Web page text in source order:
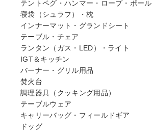
テントペグ・ハンマー・ロープ・ポール
寝袋（シュラフ）・枕
インナーマット・グランドシート
テーブル・チェア
ランタン（ガス・LED）・ライト
IGT＆キッチン
バーナー・グリル用品
焚火台
調理器具（クッキング用品）
テーブルウェア
キャリーバッグ・フィールドギア
ドッグ